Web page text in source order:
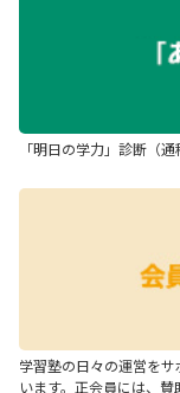
「明日の学力」診断（
学習塾の日々の運営を
います。正会員には、